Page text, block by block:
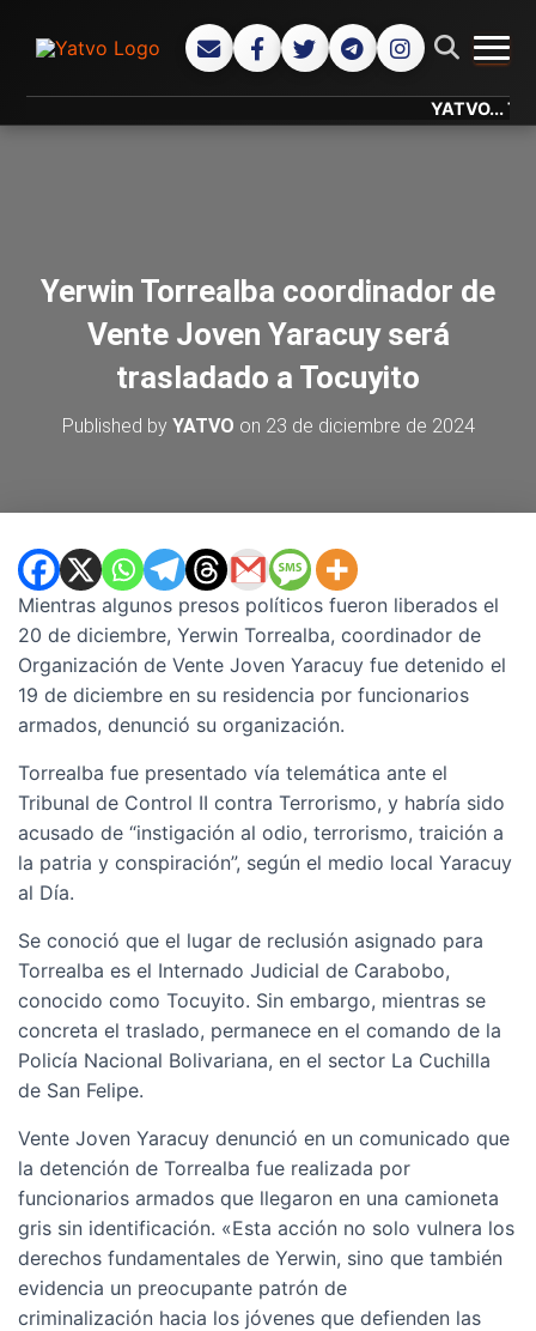
YATVO... Tu
Yerwin Torrealba coordinador de
Vente Joven Yaracuy será
trasladado a Tocuyito
Published by YATVO on 23 de diciembre de 2024
Mientras algunos presos políticos fueron liberados el
20 de diciembre, Yerwin Torrealba, coordinador de
Organización de Vente Joven Yaracuy fue detenido el
19 de diciembre en su residencia por funcionarios
armados, denunció su organización.
Torrealba fue presentado vía telemática ante el
Tribunal de Control II contra Terrorismo, y habría sido
acusado de “instigación al odio, terrorismo, traición a
la patria y conspiración”, según el medio local Yaracuy
al Día.
Se conoció que el lugar de reclusión asignado para
Torrealba es el Internado Judicial de Carabobo,
conocido como Tocuyito. Sin embargo, mientras se
concreta el traslado, permanece en el comando de la
Policía Nacional Bolivariana, en el sector La Cuchilla
de San Felipe.
Vente Joven Yaracuy denunció en un comunicado que
la detención de Torrealba fue realizada por
funcionarios armados que llegaron en una camioneta
gris sin identificación. «Esta acción no solo vulnera los
derechos fundamentales de Yerwin, sino que también
evidencia un preocupante patrón de
criminalización hacia los jóvenes que defienden las